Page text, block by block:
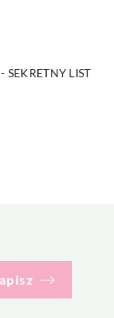
LIST